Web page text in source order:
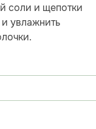
соли и щепотки
увлажнить